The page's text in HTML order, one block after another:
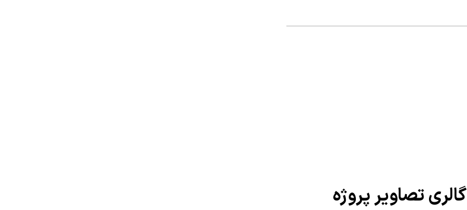
گالری تصاویر پروژه